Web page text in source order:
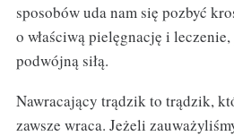
sposobów uda nam się pozbyć
o właściwą pielęgnację i
podwójną siłą.
Nawracający trądzik to trądzik,
zawsze wraca. Jeżeli